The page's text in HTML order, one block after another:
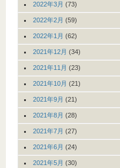
2022年3月 (73)
2022年2月 (59)
2022年1月 (62)
2021年12月 (34)
2021年11月 (23)
2021年10月 (21)
2021年9月 (21)
2021年8月 (28)
2021年7月 (27)
2021年6月 (24)
2021年5月 (30)